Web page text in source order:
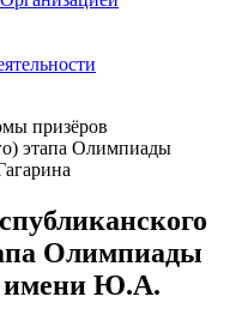
призёров
этапа Олимпиады
Олимпиады
имени Ю.А.